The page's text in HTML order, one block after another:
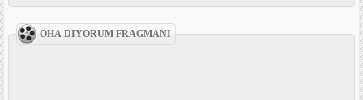
OHA DIYORUM FRAGMANI